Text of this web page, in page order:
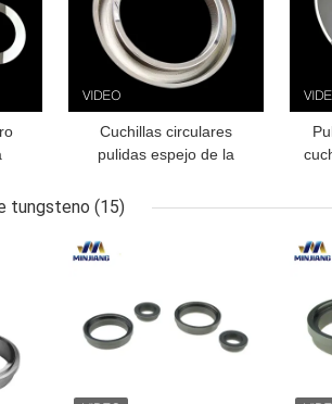
Cuchillas circulares
pulidas espejo de la
tungsteno 130*75*1.2m
tungsteno (15)
MEJOR PRECIO